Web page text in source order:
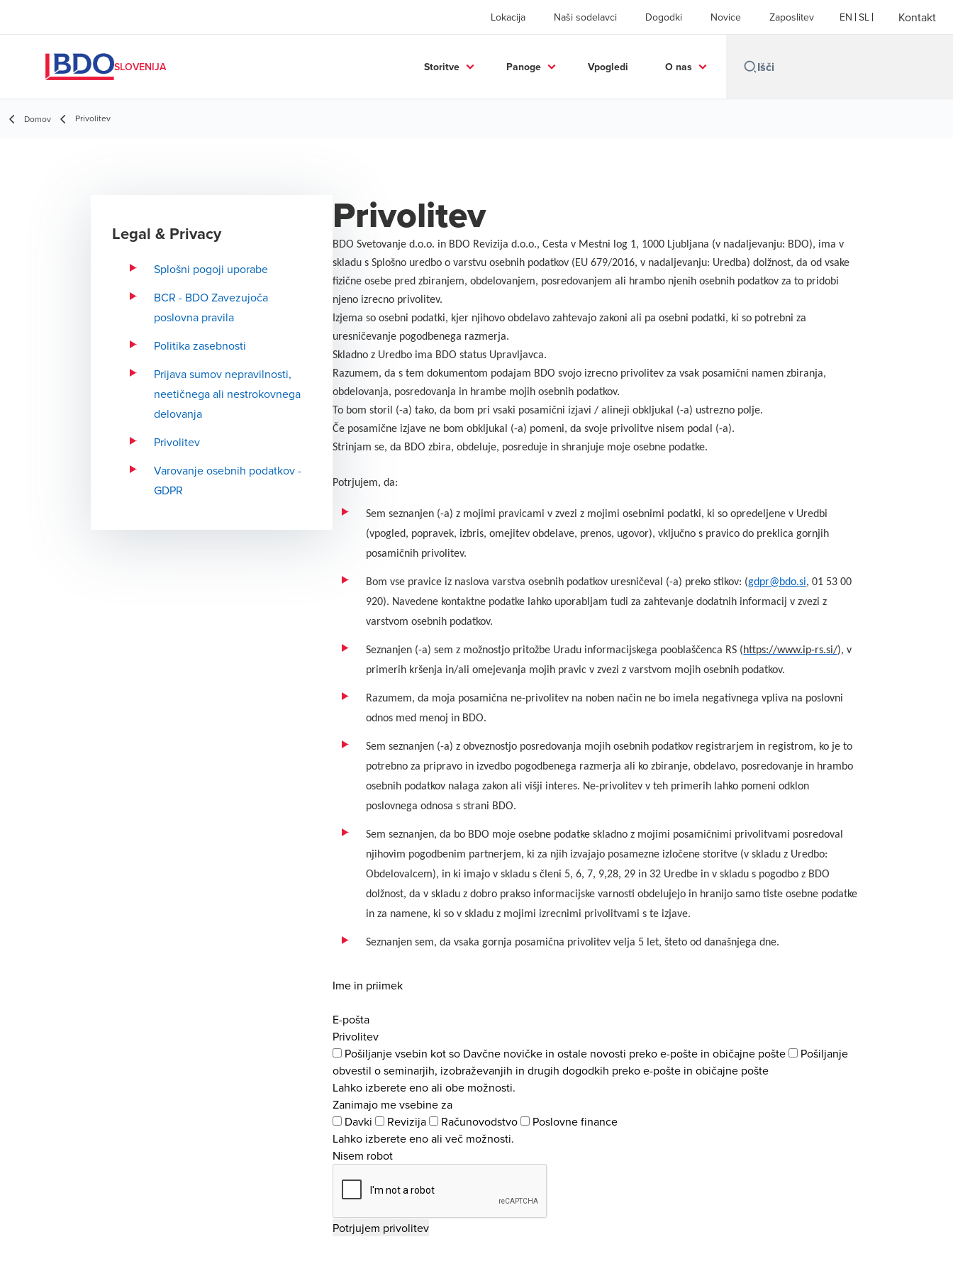
Lokacija Naši sodelavci Dogodki Novice Zaposlitev EN SL Kontakt
SLOVENIJA Storitve Panoge Vpogledi O nas
Domov Privolitev
Legal & Privacy
Splošni pogoji uporabe
BCR - BDO Zavezujoča
poslovna pravila
Politika zasebnosti
Prijava sumov nepravilnosti,
neetičnega ali nestrokovnega
delovanja
Privolitev
Varovanje osebnih podatkov -
GDPR
Privolitev
BDO Svetovanje d.o.o. in BDO Revizija d.o.o., Cesta v Mestni log 1, 1000 Ljubljana (v nadaljevanju: BDO), ima v
skladu s Splošno uredbo o varstvu osebnih podatkov (EU 679/2016, v nadaljevanju: Uredba) dolžnost, da od vsake
fizične osebe pred zbiranjem, obdelovanjem, posredovanjem ali hrambo njenih osebnih podatkov za to pridobi
njeno izrecno privolitev.
Izjema so osebni podatki, kjer njihovo obdelavo zahtevajo zakoni ali pa osebni podatki, ki so potrebni za
uresničevanje pogodbenega razmerja.
Skladno z Uredbo ima BDO status Upravljavca.
Razumem, da s tem dokumentom podajam BDO svojo izrecno privolitev za vsak posamični namen zbiranja,
obdelovanja, posredovanja in hrambe mojih osebnih podatkov.
To bom storil (-a) tako, da bom pri vsaki posamični izjavi / alineji obkljukal (-a) ustrezno polje.
Če posamične izjave ne bom obkljukal (-a) pomeni, da svoje privolitve nisem podal (-a).
Strinjam se, da BDO zbira, obdeluje, posreduje in shranjuje moje osebne podatke.
Potrjujem, da:
Sem seznanjen (-a) z mojimi pravicami v zvezi z mojimi osebnimi podatki, ki so opredeljene v Uredbi
(vpogled, popravek, izbris, omejitev obdelave, prenos, ugovor), vključno s pravico do preklica gornjih
posamičnih privolitev.
Bom vse pravice iz naslova varstva osebnih podatkov uresničeval (-a) preko stikov: (gdpr@bdo.si, 01 53 00
920). Navedene kontaktne podatke lahko uporabljam tudi za zahtevanje dodatnih informacij v zvezi z
varstvom osebnih podatkov.
Seznanjen (-a) sem z možnostjo pritožbe Uradu informacijskega pooblaščenca RS (https://www.ip-rs.si/), v
primerih kršenja in/ali omejevanja mojih pravic v zvezi z varstvom mojih osebnih podatkov.
Razumem, da moja posamična ne-privolitev na noben način ne bo imela negativnega vpliva na poslovni
odnos med menoj in BDO.
Sem seznanjen (-a) z obveznostjo posredovanja mojih osebnih podatkov registrarjem in registrom, ko je to
potrebno za pripravo in izvedbo pogodbenega razmerja ali ko zbiranje, obdelavo, posredovanje in hrambo
osebnih podatkov nalaga zakon ali višji interes. Ne-privolitev v teh primerih lahko pomeni odklon
poslovnega odnosa s strani BDO.
Sem seznanjen, da bo BDO moje osebne podatke skladno z mojimi posamičnimi privolitvami posredoval
njihovim pogodbenim partnerjem, ki za njih izvajajo posamezne izločene storitve (v skladu z Uredbo:
Obdelovalcem), in ki imajo v skladu s členi 5, 6, 7, 9,28, 29 in 32 Uredbe in v skladu s pogodbo z BDO
dolžnost, da v skladu z dobro prakso informacijske varnosti obdelujejo in hranijo samo tiste osebne podatke
in za namene, ki so v skladu z mojimi izrecnimi privolitvami s te izjave.
Seznanjen sem, da vsaka gornja posamična privolitev velja 5 let, šteto od današnjega dne.
Ime in priimek
E-pošta
Privolitev
Pošiljanje vsebin kot so Davčne novičke in ostale novosti preko e-pošte in običajne pošte
Pošiljanje
obvestil o seminarjih, izobraževanjih in drugih dogodkih preko e-pošte in običajne pošte
Lahko izberete eno ali obe možnosti.
Zanimajo me vsebine za
Davki
Revizija Računovodstvo
Poslovne finance
Lahko izberete eno ali več možnosti.
Nisem robot